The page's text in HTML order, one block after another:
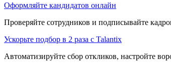
Оформляйте кандидатов онлайн
Проверяйте сотрудников и подписывайте
Ускорьте подбор в 2 раза с Talantix
Автоматизируйте сбор откликов, настройте